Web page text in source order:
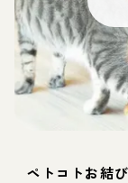
ペトコトお結